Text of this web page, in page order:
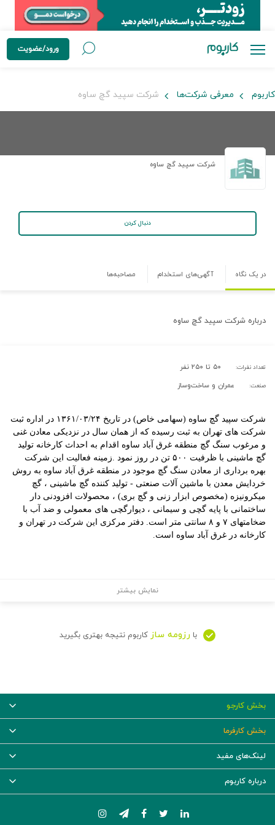
ورود/عضویت
کاربوم معرفی شرکت‌ها شرکت سپید گچ ساوه
شرکت سپید گچ ساوه
دنبال کردن
در یک نگاه آگهی‌های استخدام مصاحبه‌ها
درباره شرکت سپید گچ ساوه
تعداد نفرات: ۵۰ تا ۲۵۰ نفر
صنعت: عمران و ساخت‌وساز
شرکت سپید گچ ساوه (سهامی خاص) در تاریخ ۱۳۶۱/۰۳/۲۴ در اداره ثبت
شرکت های تهران به ثبت رسیده که از همان سال در نزدیکی معادن غنی
و مرغوب سنگ گچ منطقه غرق آباد ساوه اقدام به احداث کارخانه تولید
گچ ماشینی با ظرفیت ۵۰۰ تن در روز نمود .زمینه فعالیت این شرکت
بهره برداری از معادن سنگ گچ موجود در منطقه غرق آباد ساوه به روش
خردایش معدن با ماشین
آلات صنعتی - تولید کننده گچ ماشینی ، گچ
میکرونیزه (مخصوص ابزار زنی و گچ بری) ، محصولات افزودنی دار
ساختمانی با پایه گچی و سیمانی ، دیوارگچی های معمولی و ضد آب با
ضخامت
های ۷ و ۸ سانتی متر است. دفتر مرکزی این شرکت در تهران و
کارخانه در غرق آباد ساوه است.
نمایش بیشتر
با رزومه ساز کاربوم نتیجه بهتری بگیرید
بخش کارجو
بخش کارفرما
لینک‌های مفید
درباره کاربوم